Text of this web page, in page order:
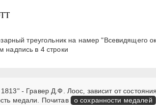
треугольник на намер "Всевидящего
надпись в 4 строки
- Гравер Д.Ф. Лоос, зависит от
медали. Почитав
о сохранности медалей